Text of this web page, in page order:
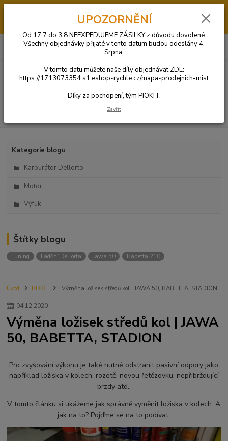
ODESÍLÁNY OBJEDNÁVKY. Díly si můžete objednat u jednoho z našich
obchodních partnerů KLIKNUTÍM ZDE.
Menu
CZK
+420 731 269 669
za
Kategorie blogu
Karburátor Dellorto
Motor
Výfuk
Štítky blogu
Tuning Ladění Dellorta Jawa 50 Babetta 210
Úvod BLOG Výměna ložisek středů kol | JAWA 50, BABETTA, STADION
04.12.2020
Výměna ložisek středů kol | JAWA
50, BABETTA, STADION
Pro zvyšování výkonu je také nutné odstranit pasivní odpory jako
například ložiska v kolech, rozetě, novou řetězovku, nepřibrždující
brzdy atd..
V tomto článku si ukážeme jak správně vyměnit ložiska v kolech. A
jak na to? Pojďme se na to podívat.
UPOZORNĚNÍ
Od 17.7 do 3.8 NEEXPEDUJEME ZÁSILKY z důvodu dovolené.
Všechny objednávky přijaté v tento datum budou odeslány 4.
Srpna.
V tomto datu můžete naše díly objednávat ZDE:
https://1713073354.s1.eshop-rychle.cz/mapa-prodejnich-mist
Díky za pochopení, tým PIOKIT.
Zavřít